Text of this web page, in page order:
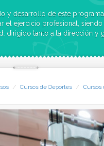
y desarrollo de este
el ejercicio profesional,
dirigido tanto a la dirección y
Cursos de Deportes Cursos